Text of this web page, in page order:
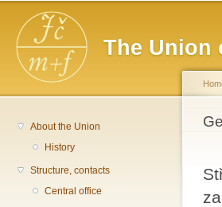
The Union
Main menu
About the Union
History
Structure, contacts
Central office